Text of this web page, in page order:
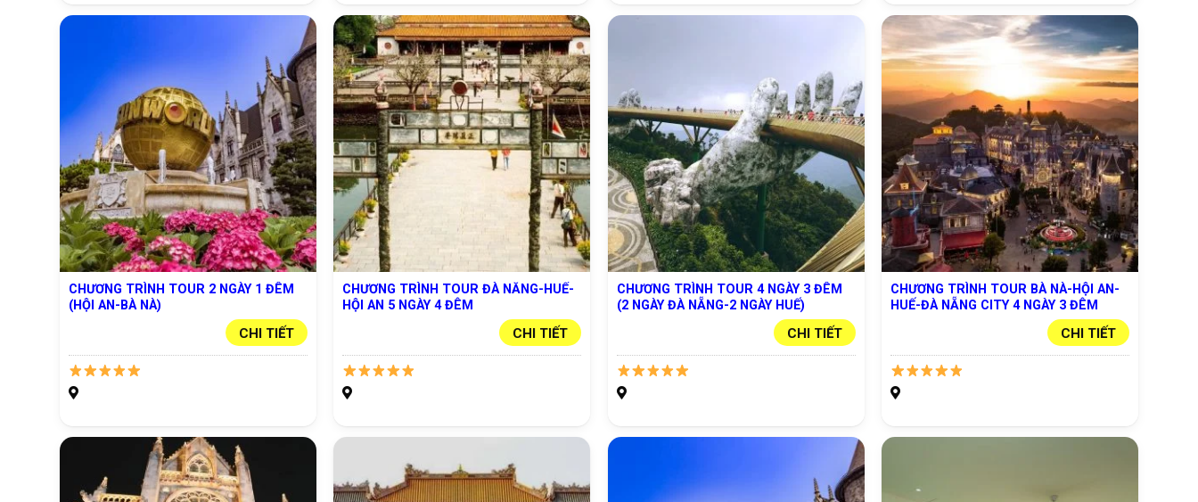
CHƯƠNG TRÌNH TOUR 2 NGÀY 1 ĐÊM
(HỘI AN-BÀ NÀ)
CHI TIẾT
CHƯƠNG TRÌNH TOUR ĐÀ NẴNG-HUẾ-
HỘI AN 5 NGÀY 4 ĐÊM
CHI TIẾT
CHƯƠNG TRÌNH TOUR 4 NGÀY 3 ĐÊM
(2 NGÀY ĐÀ NẴNG-2 NGÀY HUẾ)
CHI TIẾT
CHƯƠNG TRÌNH TOUR BÀ NÀ-HỘI AN-
HUẾ-ĐÀ NẴNG CITY 4 NGÀY 3 ĐÊM
CHI TIẾT